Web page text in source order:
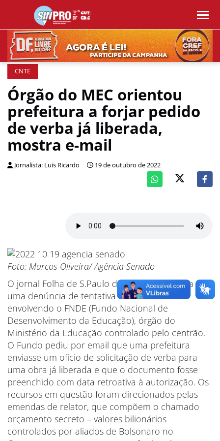
CNTE
Órgão do MEC orientou
prefeitura a forjar pedido
de verba já liberada,
mostra e-mail
Jornalista: Luis Ricardo 19 de outubro de 2022
Foto: Marcos Oliveira/ Agência Senado
O jornal Folha de S.Paulo divulgou nesta terça (18)
uma denúncia de tentativa de fraude
envolvendo o FNDE (Fundo Nacional de
Desenvolvimento da Educação), órgão do
Ministério da Educação controlado pelo centrão.
O Fundo pediu por email que uma prefeitura
enviasse um ofício de solicitação de verba para
uma obra já liberada e que o documento fosse
preenchido com data retroativa à autorização. Os
recursos em questão foram direcionados pelas
emendas de relator, que compõem o chamado
orçamento secreto – valores bilionários
controlados por aliados de Bolsonaro no